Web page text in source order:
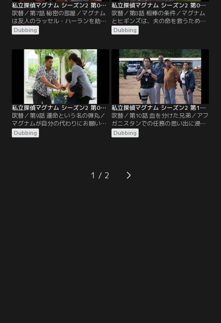
私立探偵マグナム シーズン2 第07話／吹替
吹替／第7話 秘密の部屋／マグナム
は友人のラッセル・ハーランを助
け、一時的にホテルの警備主任とし
て働くことになるが、素性を隠し何
コニーから転落死した事件を調べ
Dubbing
私立探偵マグナム シーズン2 第08話／吹替
吹替／第8話 相棒の条件／マグナム
とヒギンズは、夫の命を救うため、
盗まれたドラックマネー300万ドル
を探して欲しいと頼む女性の依頼を
ーシップが試されることとなる。
Dubbing
私立探偵マグナム シーズン2 第09話／吹替
吹替／第9話 運命という名の弾丸／
マグナムが自分の代わりにお願いし
た件の調査中に、探偵調査員仲間の
ハリー・ブラウン（ゲスト出演のウ
Dubbing
私立探偵マグナム シーズン2 第10話／吹替
吹替／第10話 血を分けた兄弟／アフ
ガニスタンでの任務の思い出に浸っ
ていたマグナムは、仲間の兄が、人
身売買の犠牲者になっているかもし
Dubbing
1